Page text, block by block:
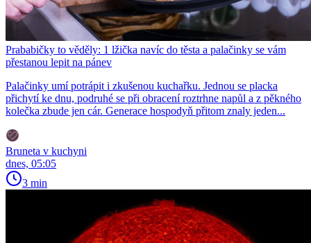
Prababičky to věděly: 1 lžička navíc do těsta a palačinky se vám
přestanou lepit na pánev
Palačinky umí potrápit i zkušenou kuchařku. Jednou se placka
přichytí ke dnu, podruhé se při obracení roztrhne napůl a z pěkného
kolečka zbude jen cár. Generace hospodyň přitom znaly jeden...
Bruneta v kuchyni
dnes, 05:05
3 min